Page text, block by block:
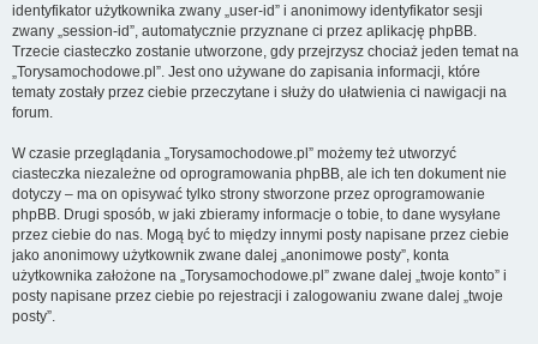
identyfikator użytkownika zwany „user-id” i anonimowy identyfikator sesji
zwany „session-id”, automatycznie przyznane ci przez aplikację phpBB.
Trzecie ciasteczko zostanie utworzone, gdy przejrzysz chociaż jeden temat na
„Torysamochodowe.pl”. Jest ono używane do zapisania informacji, które
tematy zostały przez ciebie przeczytane i służy do ułatwienia ci nawigacji na
forum.
W czasie przeglądania „Torysamochodowe.pl” możemy też utworzyć
ciasteczka niezależne od oprogramowania phpBB, ale ich ten dokument nie
dotyczy – ma on opisywać tylko strony stworzone przez oprogramowanie
phpBB. Drugi sposób, w jaki zbieramy informacje o tobie, to dane wysyłane
przez ciebie do nas. Mogą być to między innymi posty napisane przez ciebie
jako anonimowy użytkownik zwane dalej „anonimowe posty”, konta
użytkownika założone na „Torysamochodowe.pl” zwane dalej „twoje konto” i
posty napisane przez ciebie po rejestracji i zalogowaniu zwane dalej „twoje
posty”.